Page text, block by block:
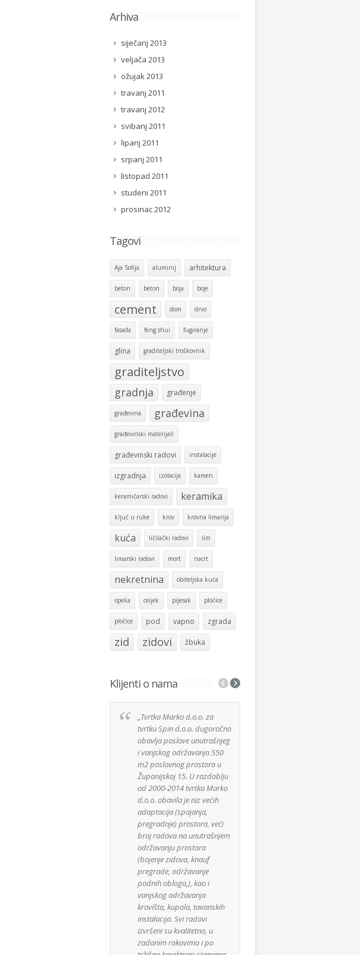
Arhiva
siječanj 2013
veljača 2013
ožujak 2013
travanj 2011
travanj 2012
svibanj 2011
lipanj 2011
srpanj 2011
listopad 2011
studeni 2011
prosinac 2012
Tagovi
Aja Sofija aluminij arhitektura
beton beton boja boje
cement dom drvo
fasada feng shui fugiranje
glina graditeljski troškovnik
graditeljstvo
gradnja građenje
građevina građevina
građevinski materijali
građevinski radovi instalacije
izgradnja izolacija kamen
keramičarski radovi keramika
ključ u ruke krov krovna limarija
kuća ličilački radovi lim
limarski radovi mort nacrt
nekretnina obiteljska kuća
opeka osijek pijesak pločice
pločice pod vapno zgrada
zid zidovi žbuka
Klijenti o nama
„Tvrtka Marko d.o.o. za
tvrtku Spin d.o.o. dugoročno
obavlja poslove unutrašnjeg
i vanjskog održavanja 550
m2 poslovnog prostora u
Županijskoj 15. U razdoblju
od 2000-2014 tvrtka Marko
d.o.o. obavila je niz većih
adaptacija (spajanja,
pregradnje) prostora, veći
broj radova na unutrašnjem
održavanju prostora
(bojenje zidova, knauf
pregrade, održavanje
podnih obloga,), kao i
vanjskog održavanja
krovišta, kupola, tavanskih
instalacija. Svi radovi
izvršeni su kvalitetno, u
zadanim rokovima i po